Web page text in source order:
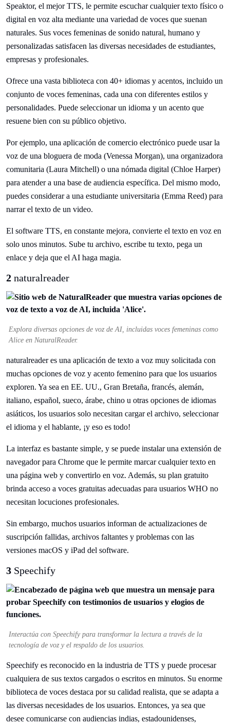
Speaktor, el mejor TTS, le permite escuchar cualquier texto físico o
digital en voz alta mediante una variedad de voces que suenan
naturales. Sus voces femeninas de sonido natural, humano y
personalizadas satisfacen las diversas necesidades de estudiantes,
empresas y profesionales.
Ofrece una vasta biblioteca con 40+ idiomas y acentos, incluido un
conjunto de voces femeninas, cada una con diferentes estilos y
personalidades. Puede seleccionar un idioma y un acento que
resuene bien con su público objetivo.
Por ejemplo, una aplicación de comercio electrónico puede usar la
voz de una bloguera de moda (Venessa Morgan), una organizadora
comunitaria (Laura Mitchell) o una nómada digital (Chloe Harper)
para atender a una base de audiencia específica. Del mismo modo,
puedes considerar a una estudiante universitaria (Emma Reed) para
narrar el texto de un video.
El software TTS, en constante mejora, convierte el texto en voz en
solo unos minutos. Sube tu archivo, escribe tu texto, pega un
enlace y deja que el AI haga magia.
2 naturalreader
Explora diversas opciones de voz de AI, incluidas voces femeninas como
Alice en NaturalReader.
naturalreader es una aplicación de texto a voz muy solicitada con
muchas opciones de voz y acento femenino para que los usuarios
exploren. Ya sea en EE. UU., Gran Bretaña, francés, alemán,
italiano, español, sueco, árabe, chino u otras opciones de idiomas
asiáticos, los usuarios solo necesitan cargar el archivo, seleccionar
el idioma y el hablante, ¡y eso es todo!
La interfaz es bastante simple, y se puede instalar una extensión de
navegador para Chrome que le permite marcar cualquier texto en
una página web y convertirlo en voz. Además, su plan gratuito
brinda acceso a voces gratuitas adecuadas para usuarios WHO no
necesitan locuciones profesionales.
Sin embargo, muchos usuarios informan de actualizaciones de
suscripción fallidas, archivos faltantes y problemas con las
versiones macOS y iPad del software.
3 Speechify
Interactúa con Speechify para transformar la lectura a través de la
tecnología de voz y el respaldo de los usuarios.
Speechify es reconocido en la industria de TTS y puede procesar
cualquiera de sus textos cargados o escritos en minutos. Su enorme
biblioteca de voces destaca por su calidad realista, que se adapta a
las diversas necesidades de los usuarios. Entonces, ya sea que
desee comunicarse con audiencias indias, estadounidenses,